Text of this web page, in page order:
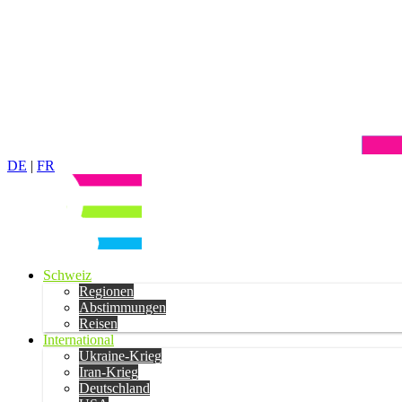
DE | FR
Schweiz
Regionen
Abstimmungen
Reisen
International
Ukraine-Krieg
Iran-Krieg
Deutschland